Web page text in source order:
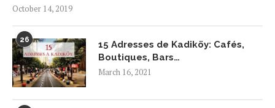
October 14, 2019
26
15 Adresses de Kadiköy: Cafés,
Boutiques, Bars…
March 16, 2021